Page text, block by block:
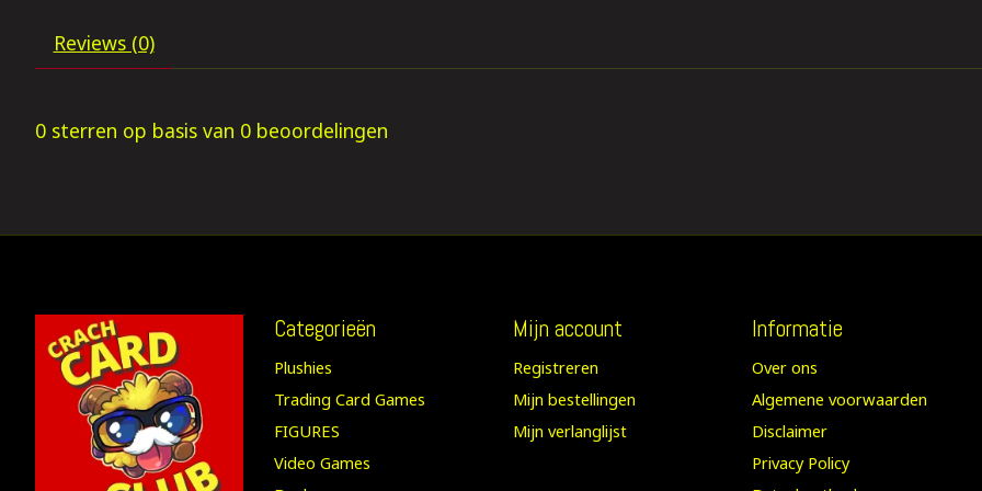
Reviews (0)
0 sterren op basis van 0 beoordelingen
Categorieën
Plushies
Trading Card Games
FIGURES
Video Games
Mijn account
Registreren
Mijn bestellingen
Mijn verlanglijst
Informatie
Over ons
Algemene voorwaarden
Disclaimer
Privacy Policy